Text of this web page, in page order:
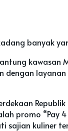
banyak
kawasan
dengan
promo “Pay
sajian kuliner